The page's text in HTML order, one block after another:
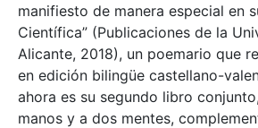
manifiesto de manera especial en
Científica” (Publicaciones de la
Alicante, 2018), un poemario que
en edición bilingüe castellano-
ahora es su segundo libro
manos y a dos mentes,